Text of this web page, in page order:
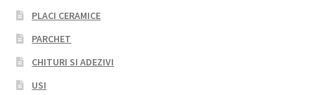
PLACI CERAMICE
PARCHET
CHITURI SI ADEZIVI
USI